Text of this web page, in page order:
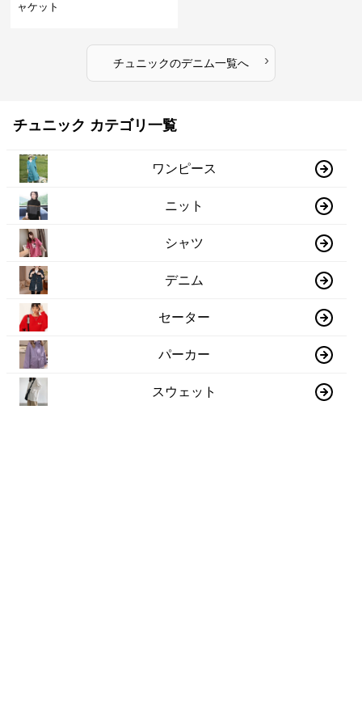
ャケット
チュニックのデニム一覧へ ›
チュニック カテゴリ一覧
ワンピース
ニット
シャツ
デニム
セーター
パーカー
スウェット